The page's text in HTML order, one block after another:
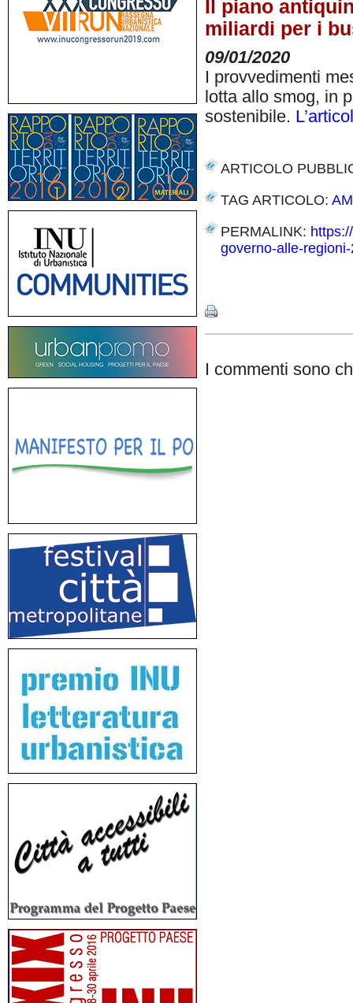
Il piano
miliardi per i
09/01/2020
I provvedimenti
lotta allo smog, in
sostenibile.
ARTICOLO
TAG ARTICOLO:
PERMALINK:
governo-alle-
I commenti sono